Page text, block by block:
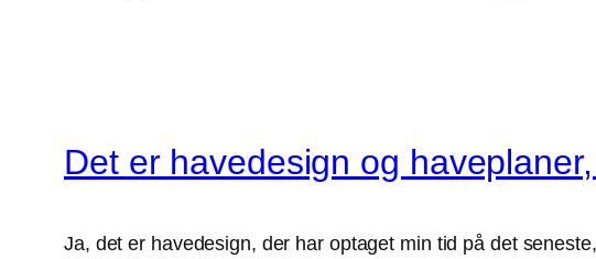
Det er havedesign og
Ja, det er havedesign, der har optaget min tid på det